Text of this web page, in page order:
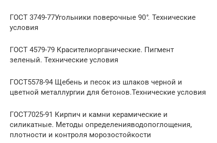
ГОСТ 3749-77Угольники поверочные 90°. Технические
условия
ГОСТ 4579-79 Красителиорганические. Пигмент
зеленый. Технические условия
ГОСТ5578-94 Щебень и песок из шлаков черной и
цветной металлургии для бетонов.Технические условия
ГОСТ7025-91 Кирпич и камни керамические и
силикатные. Методы определенияводопоглощения,
плотности и контроля морозостойкости